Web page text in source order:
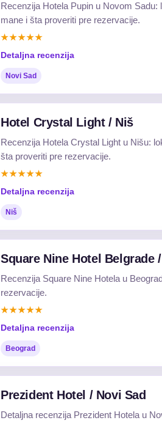
Recenzija Hotela Pupin u Novom
mane i šta proveriti pre rezervacije.
★★★★★
Detaljna recenzija
Novi Sad
Hotel Crystal Light / Niš
Recenzija Hotela Crystal Light u Nišu:
šta proveriti pre rezervacije.
★★★★★
Detaljna recenzija
Niš
Square Nine Hotel Belgrade
Recenzija Square Nine Hotela u
rezervacije.
★★★★★
Detaljna recenzija
Beograd
Prezident Hotel / Novi Sad
Detaljna recenzija Prezident Hotela u